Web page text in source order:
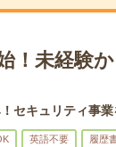
！未経験
セキュリティ事
英語不要 履歴